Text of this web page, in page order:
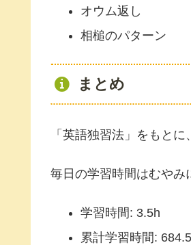
オウム返し
相槌のパターン
まとめ
「英語独習法」をもと
毎日の学習時間はむやみ
学習時間: 3.5h
累計学習時間: